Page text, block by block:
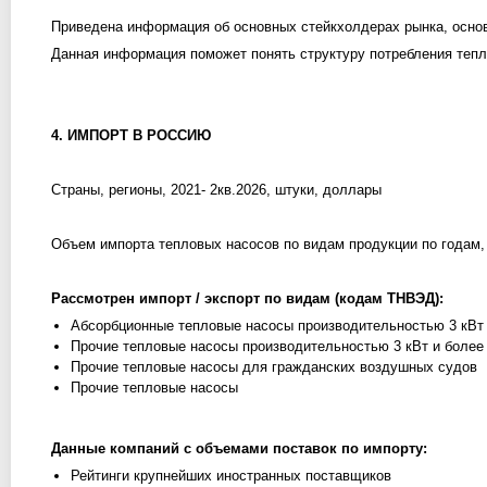
Приведена информация об основных стейкхолдерах рынка,
Данная информация поможет понять структуру потребления
4. ИМПОРТ В РОССИЮ
Страны, регионы, 2021- 2кв.2026, штуки, доллары
Объем импорта тепловых насосов по видам продукции по
Рассмотрен импорт / экспорт по видам (кодам ТНВЭД):
Абсорбционные тепловые насосы производительностью 3
Прочие тепловые насосы производительностью 3 кВт и более
Прочие тепловые насосы для гражданских воздушных судов
Прочие тепловые насосы
Данные компаний с объемами поставок по импорту:
Рейтинги крупнейших иностранных поставщиков